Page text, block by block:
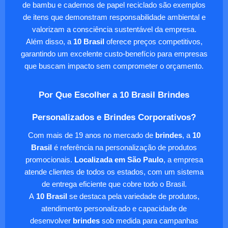
de bambu e cadernos de papel reciclado são exemplos
de itens que demonstram responsabilidade ambiental e
valorizam a consciência sustentável da empresa.
Além disso, a 10 Brasil oferece preços competitivos,
garantindo um excelente custo-benefício para empresas
que buscam impacto sem comprometer o orçamento.
Por Que Escolher a 10 Brasil Brindes
Personalizados e Brindes Corporativos?
Com mais de 19 anos no mercado de brindes, a 10
Brasil é referência na personalização de produtos
promocionais. Localizada em São Paulo, a empresa
atende clientes de todos os estados, com um sistema
de entrega eficiente que cobre todo o Brasil.
A10 Brasil se destaca pela variedade de produtos,
atendimento personalizado e capacidade de
desenvolver brindessob medida para campanhas